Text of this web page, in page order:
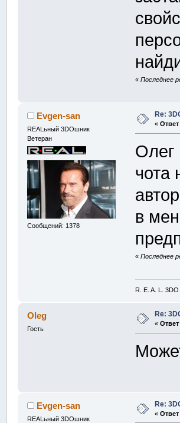
«Последнее
Evgen-san
REALьный 3DOшник
Ветеран
Сообщений: 1378
Re:
« Ответ
Олег
чота
в
«Последнее
R. E. A. L.
Oleg
Гость
Re:
« Ответ
Evgen-san
REALьный 3DOшник
Re:
« Ответ